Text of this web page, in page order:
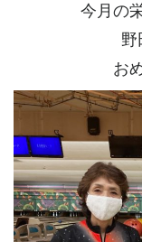
今月の
お